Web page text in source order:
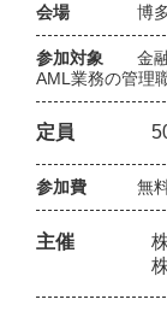
会場 博多国際
参加対象 金融
AML業務の管理
定員
参加費 無
主催 株式
株式会社